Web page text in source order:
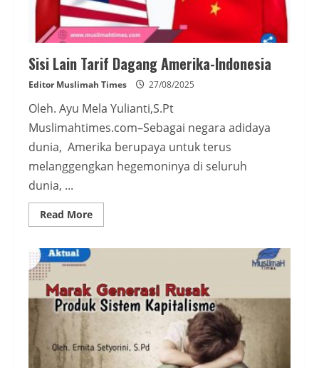
Sisi Lain Tarif Dagang Amerika-Indonesia
Editor Muslimah Times 27/08/2025
Oleh. Ayu Mela Yulianti,S.Pt
Muslimahtimes.com–Sebagai negara adidaya
dunia, Amerika berupaya untuk terus
melanggengkan hegemoninya di seluruh
dunia, ...
Read MoreRead
more
Lain
Amerika-
Indonesia